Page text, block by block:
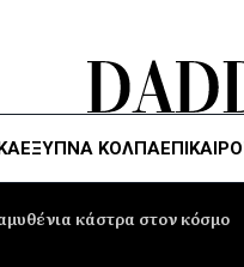
ΈΞΥΠΝΑ ΚΌΛΠΑ
κάστρα στον κόσμο